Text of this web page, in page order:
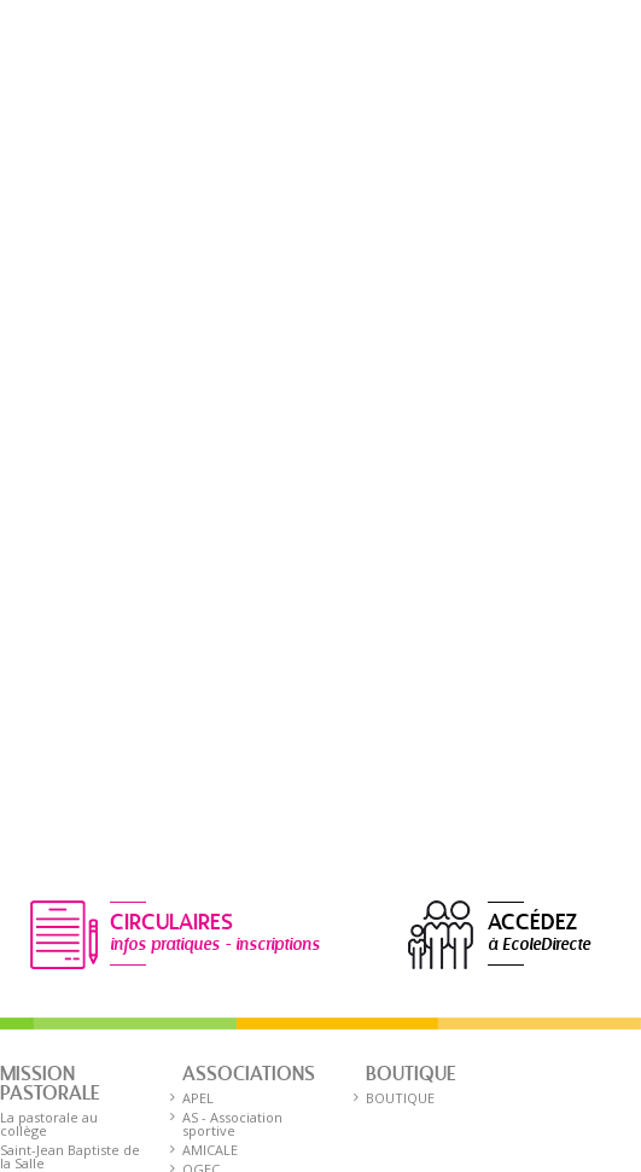
CIRCULAIRES
infos pratiques - inscriptions
ACCÉDEZ
à EcoleDirecte
MISSION
PASTORALE
La pastorale au
collège
Saint-Jean Baptiste de
la Salle
ASSOCIATIONS
APEL
AS - Association
sportive
AMICALE
BOUTIQUE
BOUTIQUE